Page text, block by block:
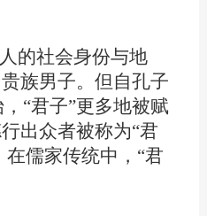
的社会身份与地
族男子。但自孔子
“君子”更多地被赋
出众者被称为“君
在儒家传统中，“君